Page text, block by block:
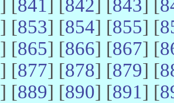
] [841] [842] [843] [
] [853] [854] [855] [
] [865] [866] [867] [
] [877] [878] [879] [
] [889] [890] [891] [